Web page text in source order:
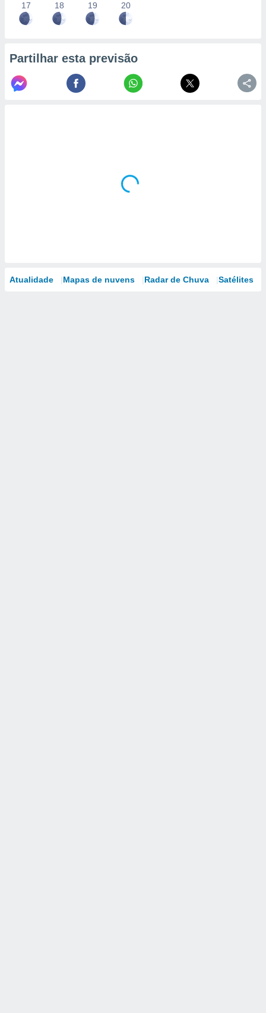
17 18 19 20
Partilhar esta previsão
Atualidade Mapas de nuvens Radar de Chuva Satélites